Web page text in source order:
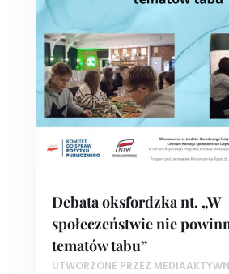
Debata oksfordzka nt. „W
społeczeństwie nie
tematów tabu”
UTWORZONE PRZEZ